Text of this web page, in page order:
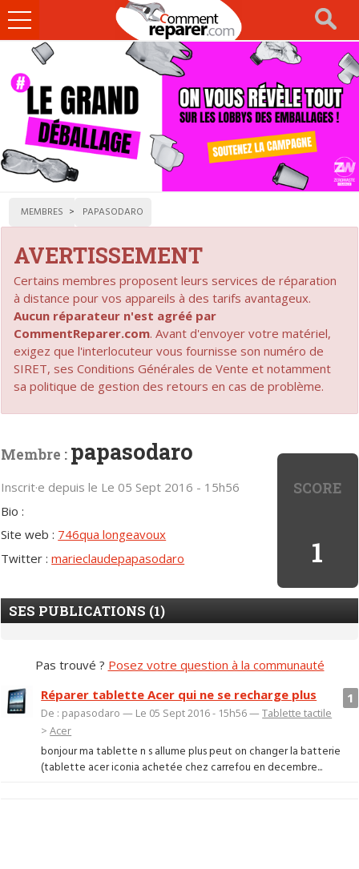
Ouvrir
le
menu
MEMBRES PAPASODARO
AVERTISSEMENT
Certains membres proposent leurs services de réparation
à distance pour vos appareils à des tarifs avantageux.
Aucun réparateur n'est agréé par
CommentReparer.com. Avant d'envoyer votre matériel,
exigez que l'interlocuteur vous fournisse son numéro de
SIRET, ses Conditions Générales de Vente et notamment
sa politique de gestion des retours en cas de problème.
SCORE
1
Membre : papasodaro
Inscrit·e depuis le Le 05 Sept 2016 - 15h56
Bio :
Site web : 746qua longeavoux
Twitter :marieclaudepapasodaro
SES PUBLICATIONS (1)
Pas trouvé ? Posez votre question à la communauté
1
Réparer tablette Acer qui ne se recharge plus
De : papasodaro — Le 05 Sept 2016 - 15h56 —Tablette tactile
>Acer
bonjour ma tablette n s allume plus peut on changer la batterie
(tablette acer iconia achetée chez carrefou en decembre...